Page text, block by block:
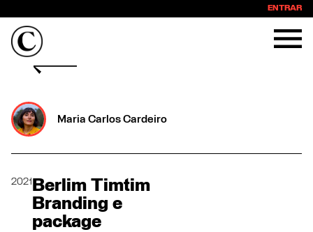
ENTRAR
Maria Carlos Cardeiro
2021 Berlim Timtim
Branding e
package